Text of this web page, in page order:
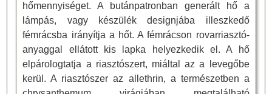
hőmennyiséget. A butánpatronban generált hő a
lámpás, vagy készülék designjába illeszkedő
fémrácsba irányítja a hőt. A fémrácson rovarriasztó-
anyaggal ellátott kis lapka helyezkedik el. A hő
elpárologtatja a riasztószert, miáltal az a levegőbe
kerül. A riasztószer az allethrin, a természetben a